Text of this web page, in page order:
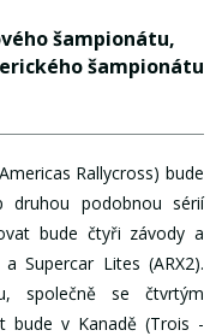
šampionátu,
šampionátu
Rallycross) bude
druhou podobnou sérií
bude čtyři závody a
Supercar Lites (ARX2).
společně se čtvrtým
bude v Kanadě (Trois -